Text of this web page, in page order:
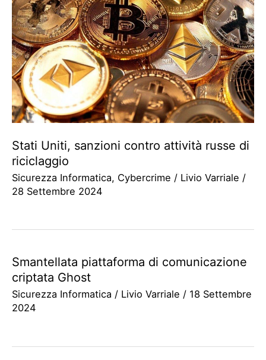
Stati Uniti, sanzioni contro attività russe di
riciclaggio
Sicurezza Informatica, Cybercrime / Livio Varriale /
28 Settembre 2024
Smantellata piattaforma di comunicazione
criptata Ghost
Sicurezza Informatica / Livio Varriale / 18 Settembre
2024